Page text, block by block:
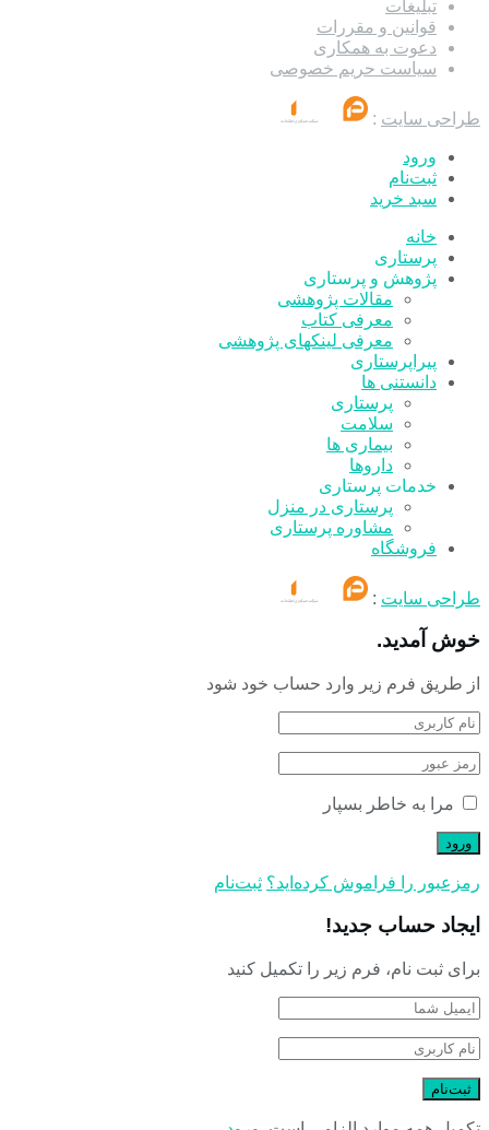
تبلیغات
قوانین و مقررات
دعوت به همکاری
سیاست حریم خصوصی
طراحی سایت :
ورود
ثبت‌نام
سبد خرید
خانه
پرستاری
پژوهش و پرستاری
مقالات پژوهشی
معرفی کتاب
معرفی لینکهای پژوهشی
پیراپرستاری
دانستنی ها
پرستاری
سلامت
بیماری ها
داروها
خدمات پرستاری
پرستاری در منزل
مشاوره پرستاری
فروشگاه
طراحی سایت :
خوش آمدید.
از طریق فرم زیر وارد حساب خود شود
مرا به خاطر بسپار
رمز‌عبور را فراموش کرده‌اید؟ ثبت‌نام
ایجاد حساب جدید!
برای ثبت نام، فرم زیر را تکمیل کنید